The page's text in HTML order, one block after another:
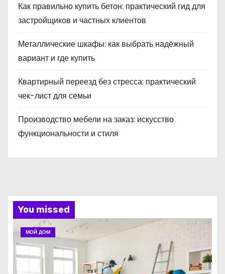
Как правильно купить бетон: практический гид для
застройщиков и частных клиентов
Металлические шкафы: как выбрать надёжный
вариант и где купить
Квартирный переезд без стресса: практический
чек-лист для семьи
Производство мебели на заказ: искусство
функциональности и стиля
You missed
МОЙ ДОМ